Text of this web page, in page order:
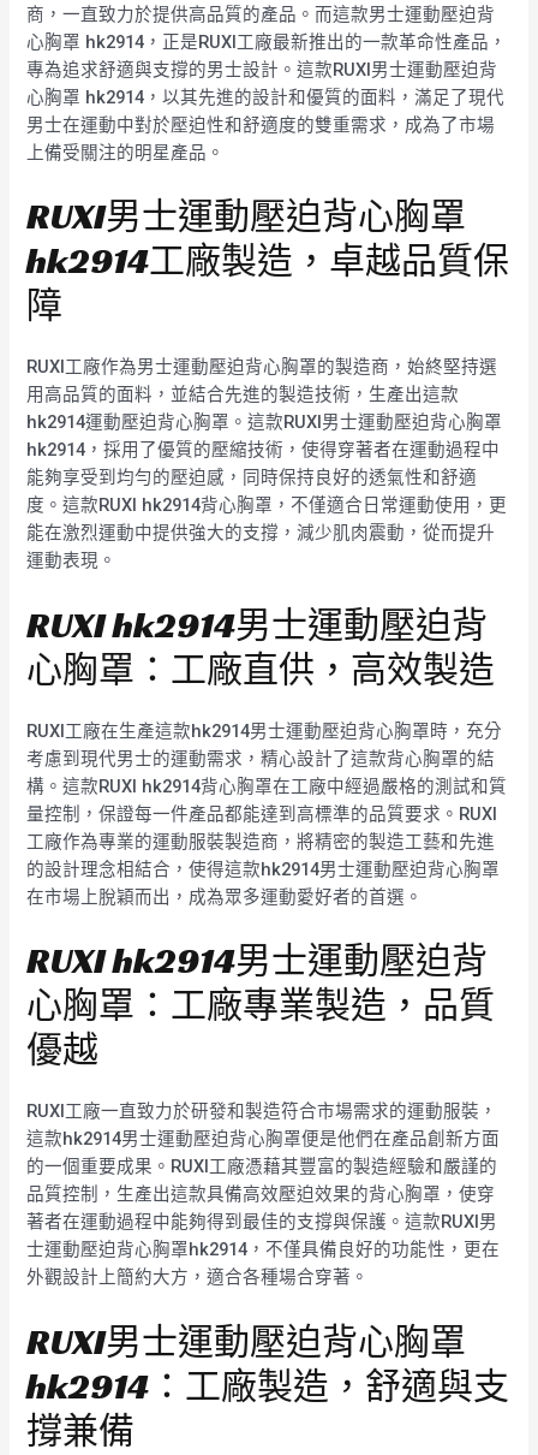
商，一直致力於提供高品質的產品。而這款男士運動壓迫背
心胸罩 hk2914，正是RUXI工廠最新推出的一款革命性產品，
專為追求舒適與支撐的男士設計。這款RUXI男士運動壓迫背
心胸罩 hk2914，以其先進的設計和優質的面料，滿足了現代
男士在運動中對於壓迫性和舒適度的雙重需求，成為了市場
上備受關注的明星產品。
RUXI男士運動壓迫背心胸罩
hk2914工廠製造，卓越品質保
障
RUXI工廠作為男士運動壓迫背心胸罩的製造商，始終堅持選
用高品質的面料，並結合先進的製造技術，生產出這款
hk2914運動壓迫背心胸罩。這款RUXI男士運動壓迫背心胸罩
hk2914，採用了優質的壓縮技術，使得穿著者在運動過程中
能夠享受到均勻的壓迫感，同時保持良好的透氣性和舒適
度。這款RUXI hk2914背心胸罩，不僅適合日常運動使用，更
能在激烈運動中提供強大的支撐，減少肌肉震動，從而提升
運動表現。
RUXI hk2914男士運動壓迫背
心胸罩：工廠直供，高效製造
RUXI工廠在生產這款hk2914男士運動壓迫背心胸罩時，充分
考慮到現代男士的運動需求，精心設計了這款背心胸罩的結
構。這款RUXI hk2914背心胸罩在工廠中經過嚴格的測試和質
量控制，保證每一件產品都能達到高標準的品質要求。RUXI
工廠作為專業的運動服裝製造商，將精密的製造工藝和先進
的設計理念相結合，使得這款hk2914男士運動壓迫背心胸罩
在市場上脫穎而出，成為眾多運動愛好者的首選。
RUXI hk2914男士運動壓迫背
心胸罩：工廠專業製造，品質
優越
RUXI工廠一直致力於研發和製造符合市場需求的運動服裝，
這款hk2914男士運動壓迫背心胸罩便是他們在產品創新方面
的一個重要成果。RUXI工廠憑藉其豐富的製造經驗和嚴謹的
品質控制，生產出這款具備高效壓迫效果的背心胸罩，使穿
著者在運動過程中能夠得到最佳的支撐與保護。這款RUXI男
士運動壓迫背心胸罩hk2914，不僅具備良好的功能性，更在
外觀設計上簡約大方，適合各種場合穿著。
RUXI男士運動壓迫背心胸罩
hk2914：工廠製造，舒適與支
撐兼備